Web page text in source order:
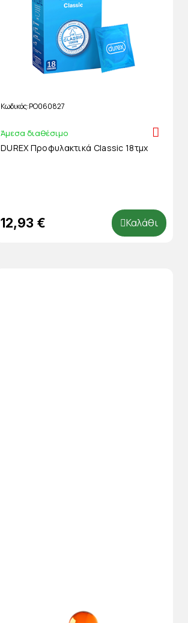
Κωδικός PO060827
Άμεσα διαθέσιμο
DUREX Προφυλακτικά Classic 18τμχ
12,93 € Καλάθι